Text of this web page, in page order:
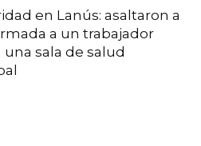
en Lanús: asaltaron a
a un trabajador
sala de salud